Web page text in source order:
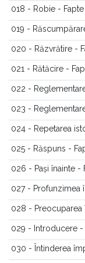
018 - Robie -
019 -
020 - Răzvrătire -
021 - Rătăcire -
022 -
023 -
024 - Repetarea
025 - Răspuns -
026 - Pași înainte -
027 - Profunzimea
028 -
029 - Introducere -
030 - Întinderea